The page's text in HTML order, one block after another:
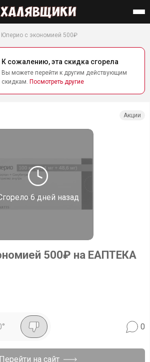
Юперио с экономией 500₽
К сожалению, эта скидка сгорела
Вы можете перейти к другим действующим
скидкам. Посмотреть другие
6 дней назад
Акции
500₽ на ЕАПТЕКА
° 0
Перейти на сайт